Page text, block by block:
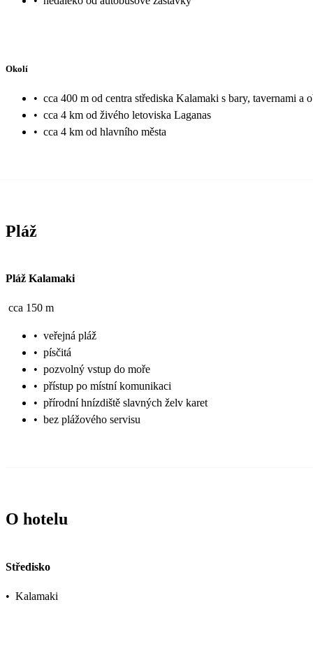
Okolí
• cca 400 m od centra střediska Kalamaki s bary, tavernami a
• cca 4 km od živého letoviska Laganas
• cca 4 km od hlavního města
Pláž
Pláž Kalamaki
cca 150 m
• veřejná pláž
• písčitá
• pozvolný vstup do moře
• přístup po místní komunikaci
• přírodní hnízdiště slavných želv karet
• bez plážového servisu
O hotelu
Středisko
• Kalamaki